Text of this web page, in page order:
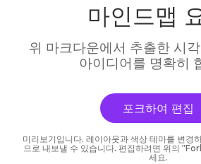
마인드맵
위 마크다운에서 추출한 시
아이디어를 명확히
포크하여 편집
미리보기입니다. 레이아웃과 색상 테마를 변경
으로 내보낼 수 있습니다. 편집하려면 위의
세요.